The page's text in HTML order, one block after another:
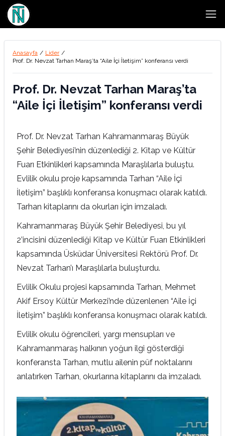
Anasayfa / Lider /
Prof. Dr. Nevzat Tarhan Maraş’ta “Aile İçi İletişim” konferansı verdi
Prof. Dr. Nevzat Tarhan Maraş’ta
“Aile İçi İletişim” konferansı verdi
Prof. Dr. Nevzat Tarhan Kahramanmaraş Büyük
Şehir Belediyesi’nin düzenlediği 2. Kitap ve Kültür
Fuarı Etkinlikleri kapsamında Maraşlılarla buluştu.
Evlilik okulu proje kapsamında Tarhan “Aile İçi
İletişim” başlıklı konferansa konuşmacı olarak katıldı.
Tarhan kitaplarını da okurları için imzaladı.
Kahramanmaraş Büyük Şehir Belediyesi, bu yıl
2’incisini düzenlediği Kitap ve Kültür Fuarı Etkinlikleri
kapsamında Üsküdar Üniversitesi Rektörü Prof. Dr.
Nevzat Tarhan’ı Maraşlılarla buluşturdu.
Evlilik Okulu projesi kapsamında Tarhan, Mehmet
Akif Ersoy Kültür Merkezi’nde düzenlenen “Aile İçi
İletişim” başlıklı konferansa konuşmacı olarak katıldı.
Evlilik okulu öğrencileri, yargı mensupları ve
Kahramanmaraş halkının yoğun ilgi gösterdiği
konferansta Tarhan, mutlu ailenin püf noktalarını
anlatırken Tarhan, okurlarına kitaplarını da imzaladı.